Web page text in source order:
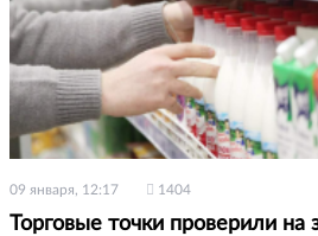
09 января, 12:17 1404
Торговые точки проверили на